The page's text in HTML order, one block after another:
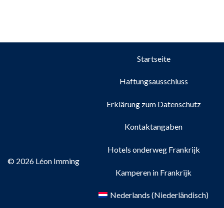
© 2026 Léon Imming
Startseite
Haftungsausschluss
Erklärung zum Datenschutz
Kontaktangaben
Hotels onderweg Frankrijk
Kamperen in Frankrijk
Nederlands (Niederländisch)